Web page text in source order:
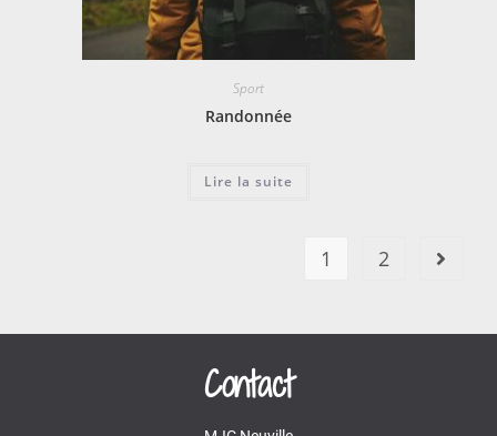
Sport
Randonnée
Lire la suite
1 2
Contact